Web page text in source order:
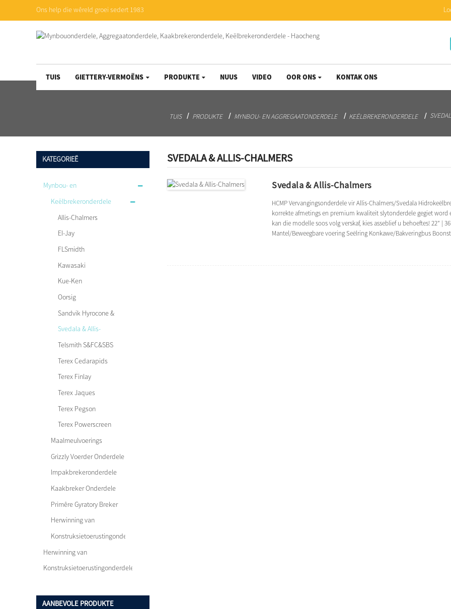
Ons help die wêreld groei sedert 1983
TUIS GIETTERY-VERMOËNS PRODUKTE NUUS VIDEO OOR ONS KONTAK ONS
TUIS PRODUKTE MYNBOU- EN AGGREGAATONDERDELE KEËLBREKERONDERDELE
KATEGORIEË
Mynbou- en
aggregaatonderdele
Keëlbrekeronderdele
Allis-Chalmers
EI-Jay
FLSmidth
Kawasaki
Kue-Ken
Oorsig
Sandvik Hyrocone &
Superior
Svedala & Allis-
Chalmers
Telsmith S&FC&SBS
Terex Cedarapids
Terex Finlay
Terex Jaques
Terex Pegson
Autocone, Automax,
Autosand
Terex Powerscreen
Maalmeulvoerings
Grizzly Voerder Onderdele
Impakbrekeronderdele
Kaakbreker Onderdele
Primêre Gyratory Breker
Onderdele
Herwinning van
versnipperaaronderdele
Konstruksietoerustingonderdele
Herwinning van
versnipperaaronderdele
Konstruksietoerustingonderdele
AANBEVOLE PRODUKTE
SVEDALA & ALLIS-CHALMERS
Svedala & Allis-Chalmers
HCMP Vervangingsonderdele vir Allis-Chalmers/Svedala
korrekte afmetings en premium kwaliteit slytonderdele gegiet word
kan die modelle soos volg verskaf, kies asseblief u behoeftes! 22” |
Mantel/Beweegbare voering Seëlring Konkawe/Bakveringbus